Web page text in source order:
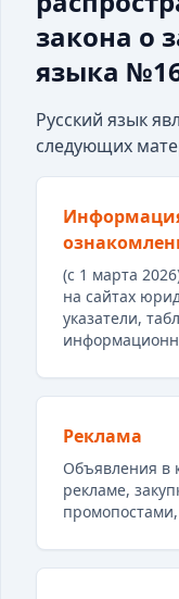
закона о
языка
Русский язык
следующих
(с 1 марта
на сайтах
указатели,
Реклама
Объявления в
рекламе,